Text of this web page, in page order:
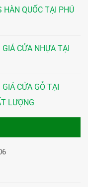
HÀN QUỐC TẠI PHÚ
GIÁ CỬA NHỰA TẠI
GIÁ CỬA GỖ TẠI
LƯỢNG